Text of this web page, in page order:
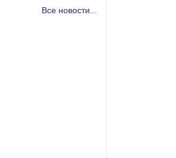
Все новости...